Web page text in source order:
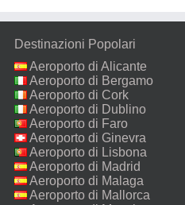
Destinazioni Popolari
Aeroporto di Alicante
Aeroporto di Bergamo
Aeroporto di Cork
Aeroporto di Dublino
Aeroporto di Faro
Aeroporto di Ginevra
Aeroporto di Lisbona
Aeroporto di Madrid
Aeroporto di Malaga
Aeroporto di Mallorca